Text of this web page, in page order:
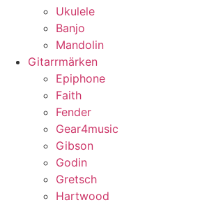
Ukulele
Banjo
Mandolin
Gitarrmärken
Epiphone
Faith
Fender
Gear4music
Gibson
Godin
Gretsch
Hartwood